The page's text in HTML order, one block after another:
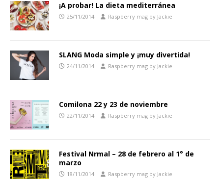
¡A probar! La dieta mediterránea
25/11/2014 Raspberry mag by Jackie
SLANG Moda simple y ¡muy divertida!
24/11/2014 Raspberry mag by Jackie
Comilona 22 y 23 de noviembre
22/11/2014 Raspberry mag by Jackie
Festival Nrmal – 28 de febrero al 1° de
marzo
18/11/2014 Raspberry mag by Jackie